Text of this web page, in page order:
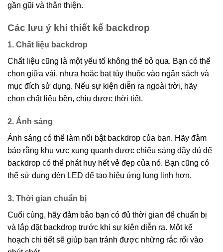
gần gũi và thân thiện.
Các lưu ý khi thiết kế backdrop
1. Chất liệu backdrop
Chất liệu cũng là một yếu tố không thể bỏ qua. Bạn có thể
chọn giữa vải, nhựa hoặc bạt tùy thuộc vào ngân sách và
mục đích sử dụng. Nếu sự kiện diễn ra ngoài trời, hãy
chọn chất liệu bền, chịu được thời tiết.
2. Ánh sáng
Ánh sáng có thể làm nổi bật backdrop của bạn. Hãy đảm
bảo rằng khu vực xung quanh được chiếu sáng đầy đủ để
backdrop có thể phát huy hết vẻ đẹp của nó. Bạn cũng có
thể sử dụng đèn LED để tạo hiệu ứng lung linh hơn.
3. Thời gian chuẩn bị
Cuối cùng, hãy đảm bảo bạn có đủ thời gian để chuẩn bị
và lắp đặt backdrop trước khi sự kiện diễn ra. Một kế
hoạch chi tiết sẽ giúp bạn tránh được những rắc rối vào